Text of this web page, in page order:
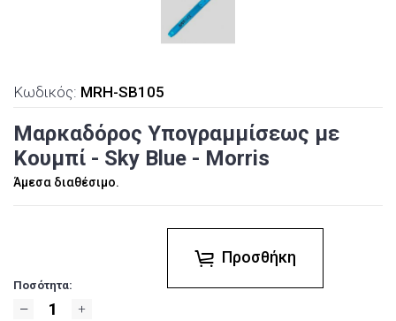
Κωδικός: MRH-SB105
Μαρκαδόρος Υπογραμμίσεως με
Κουμπί - Sky Blue - Morris
Άμεσα διαθέσιμο.
Ποσότητα:
Προσθήκη